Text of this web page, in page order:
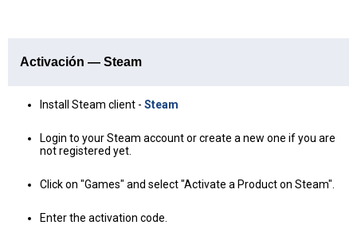
Activación — Steam
Install Steam client - Steam
Login to your Steam account or create a new one if you are
not registered yet.
Click on "Games" and select "Activate a Product on Steam".
Enter the activation code.